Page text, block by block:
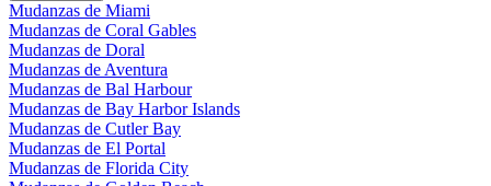
Mudanzas de Miami
Mudanzas de Coral Gables
Mudanzas de Doral
Mudanzas de Aventura
Mudanzas de Bal Harbour
Mudanzas de Bay Harbor Islands
Mudanzas de Cutler Bay
Mudanzas de El Portal
Mudanzas de Florida City